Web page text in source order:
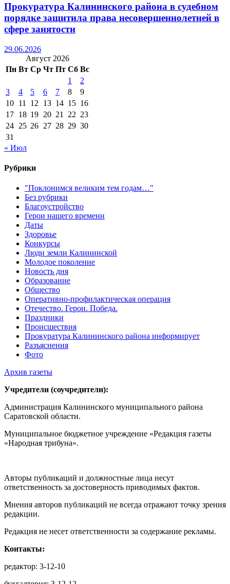
Прокуратура Калининского района в судебном
порядке защитила права несовершеннолетней в
сфере занятости
29.06.2026
Август 2026
Пн Вт Ср Чт Пт Сб Вс
1
2
3
4 5 6 7 8
9
10 11 12 13 14 15 16
17 18 19 20 21 22 23
24 25 26 27 28 29 30
31
« Июл
Рубрики
"Поклонимся великим тем годам…"
Без рубрики
Благоустройство
Герои нашего времени
Даты
Здоровье
Конкурсы
Люди земли Калининской
Молодое поколение
Новость дня
Образование
Общество
Оперативно-профилактическая операция
Отечество. Герои. Победа.
Праздники
Происшествия
Прокуратура Калининского района информирует
Разъяснения
Фото
Архив газеты
Учредители (соучредители):
Администрация Калининского муниципального района
Саратовской области.
Муниципальное бюджетное учреждение «Редакция газеты
«Народная трибуна».
Авторы публикаций и должностные лица несут
ответственность за достоверность приводимых фактов.
Мнения авторов публикаций не всегда отражают точку зрения
редакции.
Редакция не несет ответственности за содержание рекламы.
Контакты:
редактор: 3-12-10